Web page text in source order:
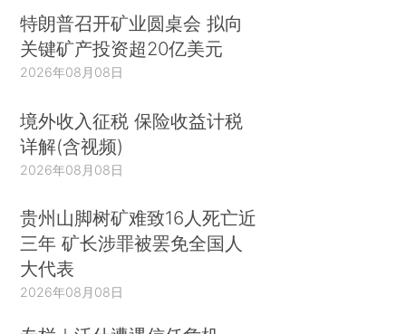
特朗普召开矿业圆桌会 拟向
关键矿产投资超20亿美元
2026年08月08日
境外收入征税 保险收益计税
详解(含视频)
2026年08月08日
贵州山脚树矿难致16人死亡近
三年 矿长涉罪被罢免全国人
大代表
2026年08月08日